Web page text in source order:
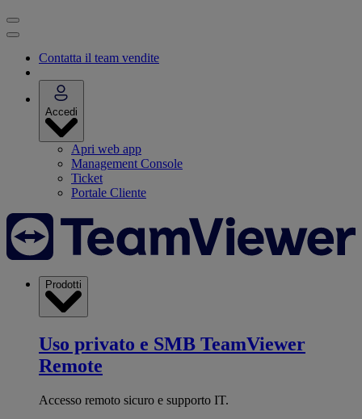
Contatta il team vendite
Accedi
Apri web app
Management Console
Ticket
Portale Cliente
Prodotti
Uso privato e SMB TeamViewer
Remote
Accesso remoto sicuro e supporto IT.